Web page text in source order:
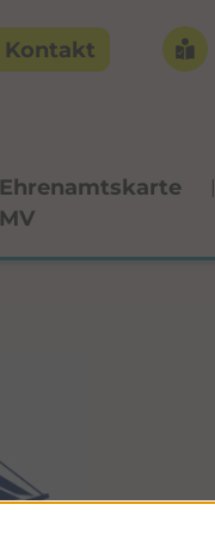
Kontakt
Ehrenamtskarte
MV